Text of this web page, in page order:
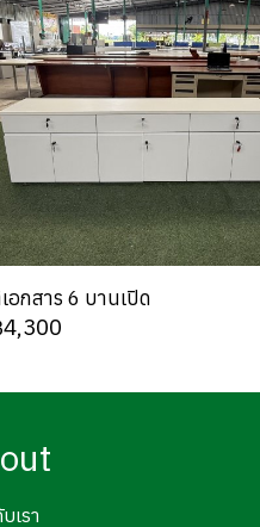
อกสาร 6 บานเปิด
เรา